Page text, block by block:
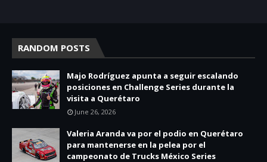
RANDOM POSTS
Majo Rodríguez apunta a seguir escalando
posiciones en Challenge Series durante la
visita a Querétaro
June 26, 2026
Valeria Aranda va por el podio en Querétaro
para mantenerse en la pelea por el
campeonato de Trucks México Series